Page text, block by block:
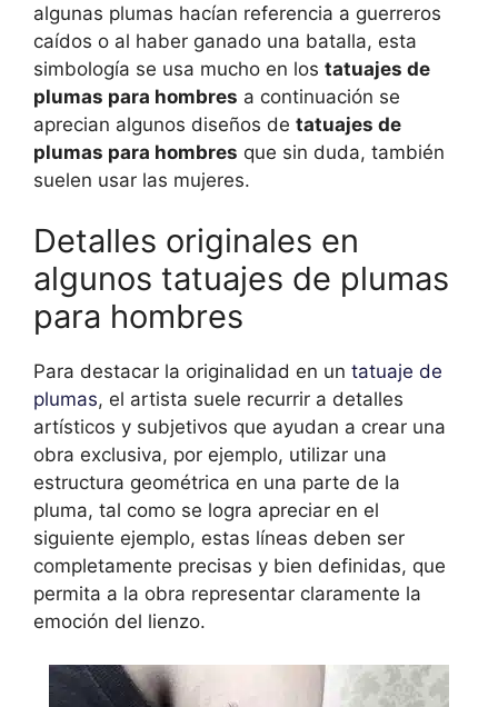
algunas plumas hacían referencia a guerreros
caídos o al haber ganado una batalla, esta
simbología se usa mucho en los tatuajes de
plumas para hombres a continuación se
aprecian algunos diseños de tatuajes de
plumas para hombres que sin duda, también
suelen usar las mujeres.
Detalles originales en
algunos tatuajes de plumas
para hombres
Para destacar la originalidad en un tatuaje de
plumas, el artista suele recurrir a detalles
artísticos y subjetivos que ayudan a crear una
obra exclusiva, por ejemplo, utilizar una
estructura geométrica en una parte de la
pluma, tal como se logra apreciar en el
siguiente ejemplo, estas líneas deben ser
completamente precisas y bien definidas, que
permita a la obra representar claramente la
emoción del lienzo.